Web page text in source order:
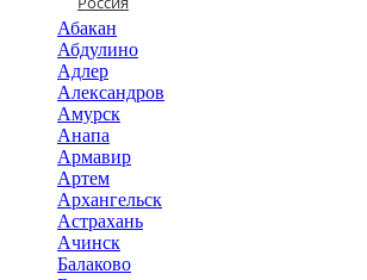
Абакан
Абдулино
Адлер
Александров
Амурск
Анапа
Армавир
Артем
Архангельск
Астрахань
Ачинск
Балаково